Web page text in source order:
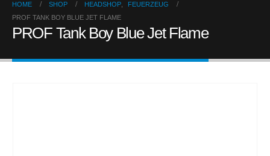
HOME SHOP HEADSHOP
FEUERZEUG
PROF TANK BOY BLUE JET FLAME
PROF Tank Boy Blue Jet Flame